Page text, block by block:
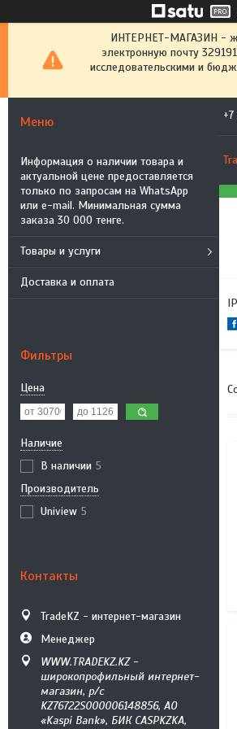
ИНТЕРНЕТ-МАГАЗИН -
электронную почту
исследовательскими и
Информация о наличии товара и
актуальной цене предоставляется
только по запросам на WhatsApp
или e-mail. Минимальная сумма
заказа 30 000 тенге.
Товары и услуги
Доставка и оплата
Фильтры
Цена
Наличие
В наличии 5
Производитель
Uniview 5
Контакты
TradeKZ - интернет-магазин
Менеджер
WWW.TRADEKZ.KZ -
широкопрофильный интернет-
магазин, р/с
KZ76722S000006148856, АО
«Kaspi Bank», БИК CASPKZKA,